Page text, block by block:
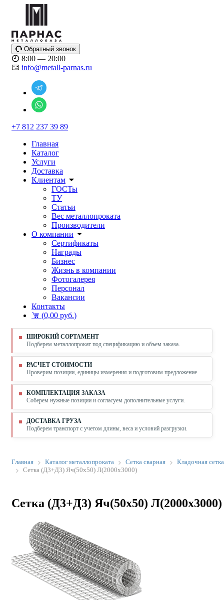
Обратный звонок
8:00 — 20:00
info@metall-parnas.ru
+7 812 237 39 89
Главная
Каталог
Услуги
Доставка
Клиентам
ГОСТы
ТУ
Статьи
Вес металлопроката
Производители
О компании
Сертификаты
Награды
Бизнес
Жизнь в компании
Фотогалерея
Персонал
Вакансии
Контакты
(0,00 руб.)
ШИРОКИЙ СОРТАМЕНТ
Подберем металлопрокат под спецификацию и объем заказа.
РАСЧЕТ СТОИМОСТИ
Проверим позиции, единицы измерения и подготовим предложение.
КОМПЛЕКТАЦИЯ ЗАКАЗА
Соберем нужные позиции и согласуем дополнительные услуги.
ДОСТАВКА ГРУЗА
Подберем транспорт с учетом длины, веса и условий разгрузки.
Главная Каталог металлопроката Сетка сварная
Кладочная сетка
Сетка (Д3+Д3) Яч(50х50) Л(2000х3000)
Сетка (Д3+Д3) Яч(50х50) Л(2000х3000)